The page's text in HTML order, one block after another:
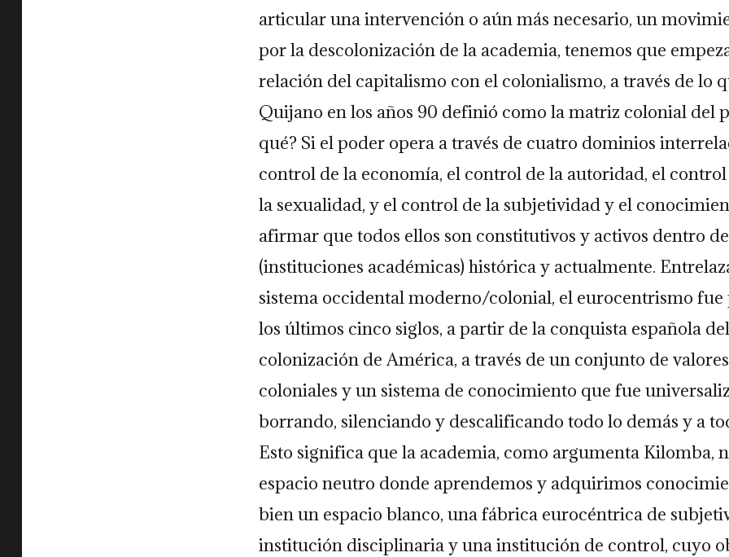
articular una intervención o aún más necesario, un
por la descolonización de la academia, tenemos que
relación del capitalismo con el colonialismo, a través de lo
Quijano en los años 90 definió como la matriz colonial del
qué? Si el poder opera a través de cuatro dominios
control de la economía, el control de la autoridad, el
la sexualidad, y el control de la subjetividad y el
afirmar que todos ellos son constitutivos y activos dentro
(instituciones académicas) histórica y actualmente.
sistema occidental moderno/colonial, el eurocentrismo
los últimos cinco siglos, a partir de la conquista española
colonización de América, a través de un conjunto de
coloniales y un sistema de conocimiento que fue
borrando, silenciando y descalificando todo lo demás y a
Esto significa que la academia, como argumenta Kilomba,
espacio neutro donde aprendemos y adquirimos
bien un espacio blanco, una fábrica eurocéntrica de
institución disciplinaria y una institución de control, cuyo